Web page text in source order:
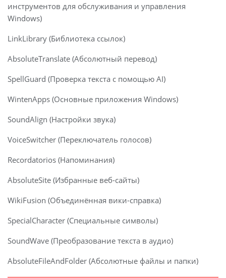
инструментов для обслуживания и управления
Windows)
LinkLibrary (Библиотека ссылок)
AbsoluteTranslate (Абсолютный перевод)
SpellGuard (Проверка текста с помощью AI)
WintenApps (Основные приложения Windows)
SoundAlign (Настройки звука)
VoiceSwitcher (Переключатель голосов)
Recordatorios (Напоминания)
AbsoluteSite (Избранные веб-сайты)
WikiFusion (Объединённая вики-справка)
SpecialCharacter (Специальные символы)
SoundWave (Преобразование текста в аудио)
AbsoluteFileAndFolder (Абсолютные файлы и папки)